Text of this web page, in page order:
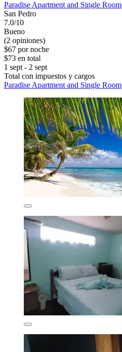
Paradise Apartment and Single Room
San Pedro
7.0/10
Bueno
(2 opiniones)
$67 por noche
$73 en total
1 sept - 2 sept
Total con impuestos y cargos
Paradise Apartment and Single Room